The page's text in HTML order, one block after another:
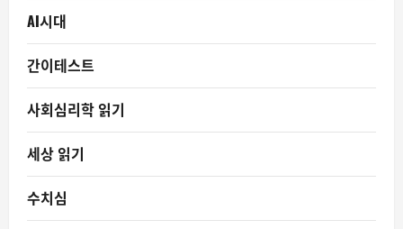
AI시대
간이테스트
사회심리학 읽기
세상 읽기
수치심